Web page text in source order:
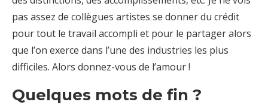
pas assez de collègues artistes se donner du crédit
pour tout le travail accompli et pour le partager alors
que l’on exerce dans l’une des industries les plus
difficiles. Alors donnez-vous de l’amour !
Quelques mots de fin ?